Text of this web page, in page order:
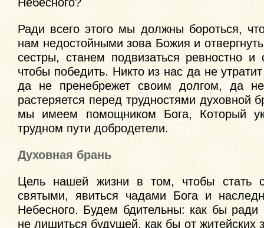
Ради всего этого мы должны бороться,
нам недостойными зова Божия и
сестры, станем подвизаться ревностно и
чтобы победить. Никто из нас да не
да не пренебрежет своим долгом, да
растеряется перед трудностями духовной
мы имеем помощником Бога, Который
трудном пути добродетели.
Духовная брань
Цель нашей жизни в том, чтобы стать
святыми, явиться чадами Бога и
Небесного. Будем бдительны: как бы
не лишиться будущей, как бы от житейских